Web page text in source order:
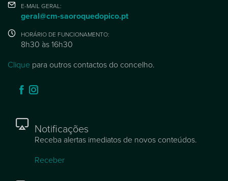
E-MAIL GERAL:
geral@cm-saoroquedopico.pt
HORÁRIO DE FUNCIONAMENTO:
8h30 às 16h30
Clique para outros contactos do concelho.
Notificações
Receba alertas imediatos de novos conteúdos.
Receber